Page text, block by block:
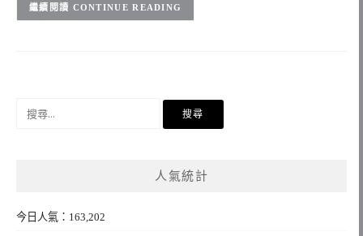
CONTINUE READING
人氣統計
今日人氣：163,202